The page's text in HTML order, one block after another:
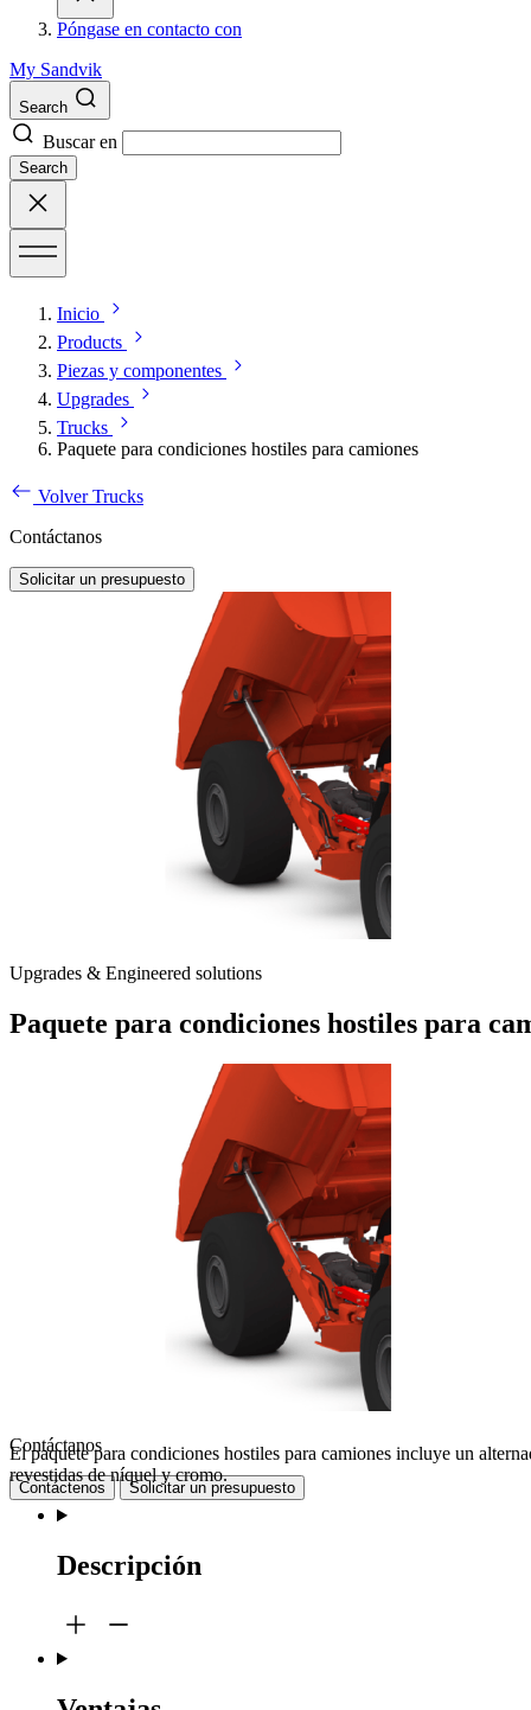
Póngase en contacto con
My Sandvik
Search
Buscar en
Search
Inicio
Products
Piezas y componentes
Upgrades
Trucks
Paquete para condiciones hostiles para camiones
Volver Trucks
Contáctanos
Solicitar un presupuesto
Upgrades & Engineered solutions
Paquete para condiciones hostiles para
Contáctanos
Contáctenos Solicitar un presupuesto
El paquete para condiciones hostiles para camiones incluye un
revestidas de níquel y cromo.
Descripción